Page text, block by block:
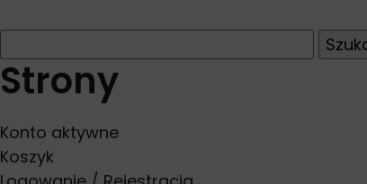
Strony
Konto aktywne
Koszyk